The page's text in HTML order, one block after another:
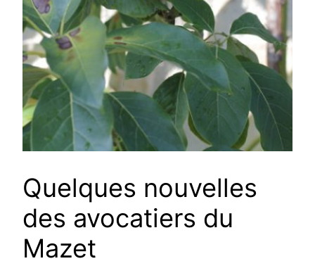
Quelques nouvelles
des avocatiers du
Mazet